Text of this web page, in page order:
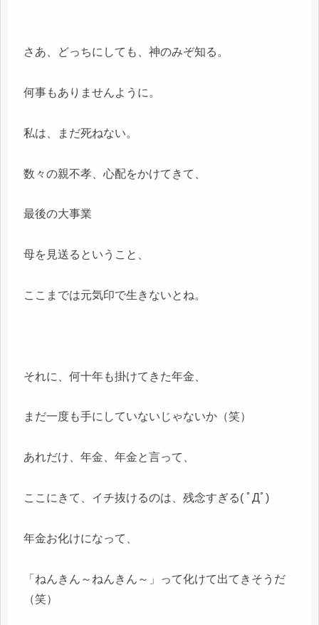
さあ、どっちにしても、神のみぞ知る。
何事もありませんように。
私は、まだ死ねない。
数々の親不孝、心配をかけてきて、
最後の大事業
母を見送るということ、
ここまでは元気印で生きないとね。
それに、何十年も掛けてきた年金、
まだ一度も手にしていないじゃないか（笑）
あれだけ、年金、年金と言って、
ここにきて、イチ抜けるのは、残念すぎる( ﾟДﾟ)
年金お化けになって、
「ねんきん～ねんきん～」って化けて出てきそうだ
（笑）